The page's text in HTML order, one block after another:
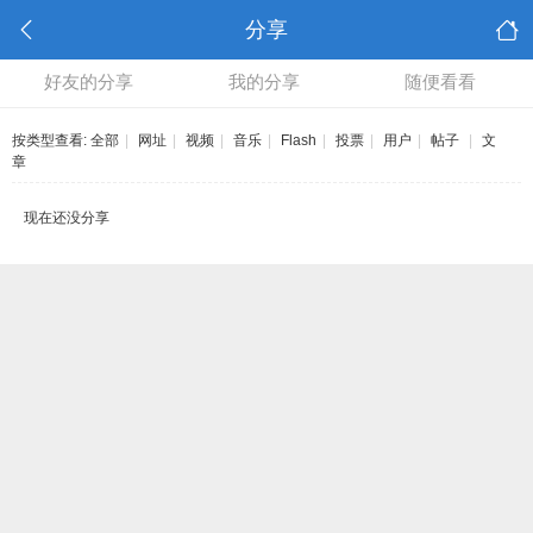
分享
好友的分享 我的分享 随便看看
按类型查看: 全部 网址 视频 音乐 Flash 投票 用户 帖子
文
章
现在还没分享